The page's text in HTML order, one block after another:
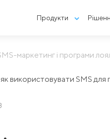
маркетинг і програми
Продукти